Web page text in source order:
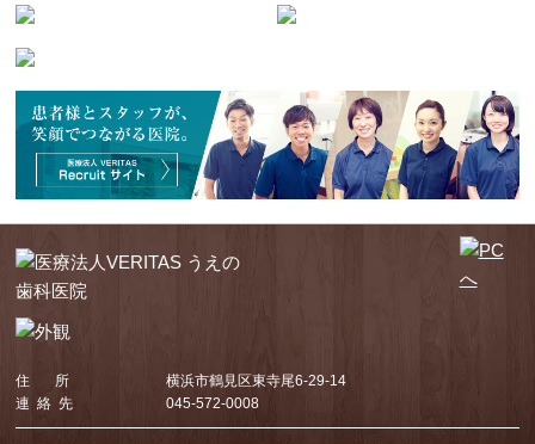
住 所
横浜市鶴見区東寺尾6-29-14
連 絡 先
045-572-0008